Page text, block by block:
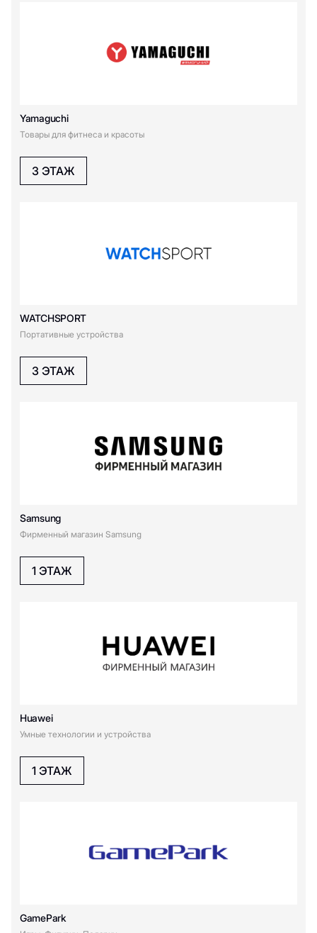
Yamaguchi
Товары для фитнеса и красоты
3 ЭТАЖ
WATCHSPORT
Портативные устройства
3 ЭТАЖ
Samsung
Фирменный магазин Samsung
1 ЭТАЖ
Huawei
Умные технологии и устройства
1 ЭТАЖ
GamePark